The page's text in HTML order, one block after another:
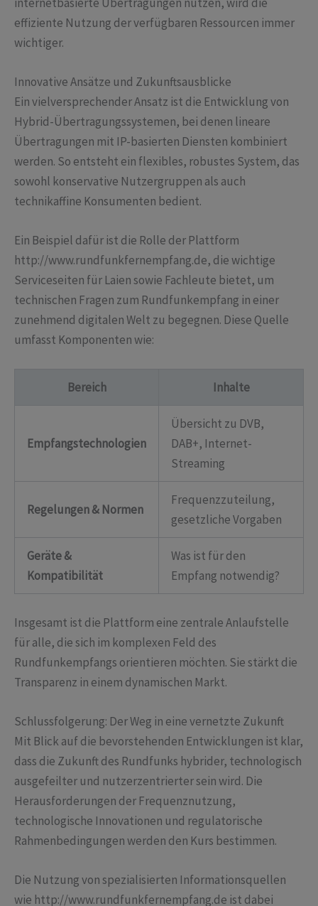
effiziente Nutzung der verfügbaren Ressourcen immer
wichtiger.
Innovative Ansätze und Zukunftsausblicke
Ein vielversprechender Ansatz ist die Entwicklung von
Hybrid-Übertragungssystemen, bei denen lineare
Übertragungen mit IP-basierten Diensten kombiniert
werden. So entsteht ein flexibles, robustes System, das
sowohl konservative Nutzergruppen als auch
technikaffine Konsumenten bedient.
Ein Beispiel dafür ist die Rolle der Plattform
http://www.rundfunkfernempfang.de, die wichtige
Serviceseiten für Laien sowie Fachleute bietet, um
technischen Fragen zum Rundfunkempfang in einer
zunehmend digitalen Welt zu begegnen. Diese Quelle
umfasst Komponenten wie:
Bereich Inhalte
Empfangstechnologien
Übersicht zu DVB,
DAB+, Internet-
Streaming
Regelungen & Normen
Frequenzzuteilung,
gesetzliche Vorgaben
Geräte &
Kompatibilität
Was ist für den
Empfang notwendig?
Insgesamt ist die Plattform eine zentrale Anlaufstelle
für alle, die sich im komplexen Feld des
Rundfunkempfangs orientieren möchten. Sie stärkt die
Transparenz in einem dynamischen Markt.
Schlussfolgerung: Der Weg in eine vernetzte Zukunft
Mit Blick auf die bevorstehenden Entwicklungen ist klar,
dass die Zukunft des Rundfunks hybrider, technologisch
ausgefeilter und nutzerzentrierter sein wird. Die
Herausforderungen der Frequenznutzung,
technologische Innovationen und regulatorische
Rahmenbedingungen werden den Kurs bestimmen.
Die Nutzung von spezialisierten Informationsquellen
wie http://www.rundfunkfernempfang.de ist dabei